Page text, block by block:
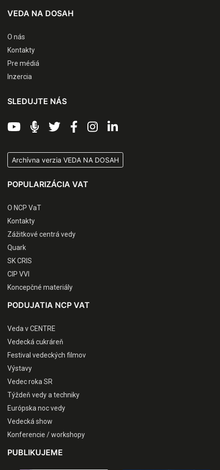
VEDA NA DOSAH
O nás
Kontakty
Pre médiá
Inzercia
SLEDUJTE NÁS
Archívna verzia VEDA NA DOSAH
POPULARIZÁCIA VAT
O NCP VaT
Kontakty
Zážitkové centrá vedy
Quark
SK CRIS
CIP VVI
Koncepčné materiály
PODUJATIA NCP VAT
Veda v CENTRE
Vedecká cukráreň
Festival vedeckých filmov
Výstavy
Vedec roka SR
Týždeň vedy a techniky
Európska noc vedy
Vedecká show
Konferencie / workshopy
PUBLIKUJEME